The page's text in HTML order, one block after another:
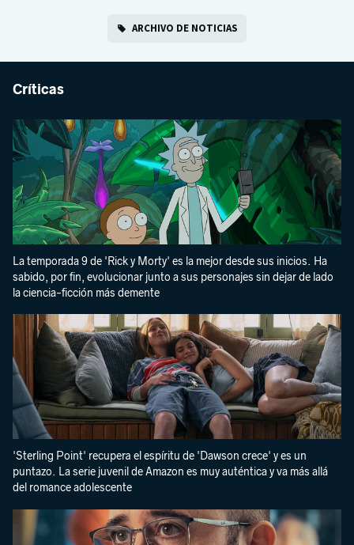
ARCHIVO DE NOTICIAS
Críticas
La temporada 9 de 'Rick y Morty' es la mejor desde sus inicios. Ha
sabido, por fin, evolucionar junto a sus personajes sin dejar de lado
la ciencia-ficción más demente
'Sterling Point' recupera el espíritu de 'Dawson crece' y es un
puntazo. La serie juvenil de Amazon es muy auténtica y va más allá
del romance adolescente